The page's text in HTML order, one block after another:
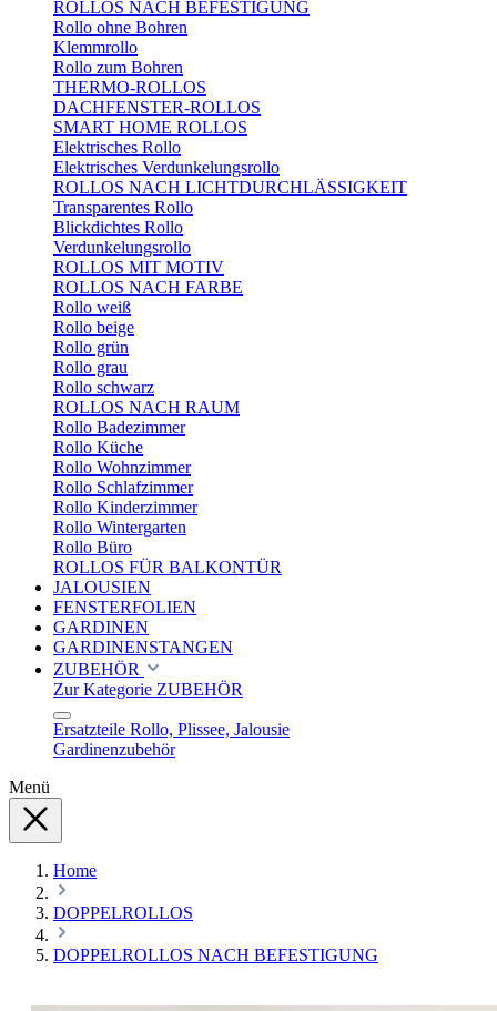
ROLLOS NACH BEFESTIGUNG
Rollo ohne Bohren
Klemmrollo
Rollo zum Bohren
THERMO-ROLLOS
DACHFENSTER-ROLLOS
SMART HOME ROLLOS
Elektrisches Rollo
Elektrisches Verdunkelungsrollo
ROLLOS NACH LICHTDURCHLÄSSIGKEIT
Transparentes Rollo
Blickdichtes Rollo
Verdunkelungsrollo
ROLLOS MIT MOTIV
ROLLOS NACH FARBE
Rollo weiß
Rollo beige
Rollo grün
Rollo grau
Rollo schwarz
ROLLOS NACH RAUM
Rollo Badezimmer
Rollo Küche
Rollo Wohnzimmer
Rollo Schlafzimmer
Rollo Kinderzimmer
Rollo Wintergarten
Rollo Büro
ROLLOS FÜR BALKONTÜR
JALOUSIEN
FENSTERFOLIEN
GARDINEN
GARDINENSTANGEN
ZUBEHÖR
Zur Kategorie ZUBEHÖR
Ersatzteile Rollo, Plissee, Jalousie
Gardinenzubehör
Menü
Home
DOPPELROLLOS
DOPPELROLLOS NACH BEFESTIGUNG